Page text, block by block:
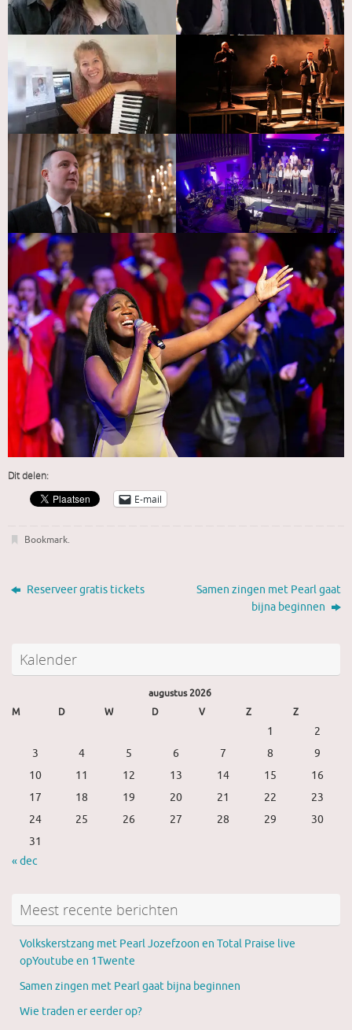
Dit delen:
E-mail
Bookmark.
Reserveer gratis tickets
Samen zingen met Pearl gaat
bijna beginnen
Kalender
augustus 2026
M
D W D V Z Z
1
2
3
4 5 6 7 8
9
10
11 12 13 14 15
16
17
18 19 20 21 22
23
24
25 26 27 28 29
30
31
« dec
Meest recente berichten
Volkskerstzang met Pearl Jozefzoon en Total Praise live
opYoutube en 1Twente
Samen zingen met Pearl gaat bijna beginnen
Wie traden er eerder op?